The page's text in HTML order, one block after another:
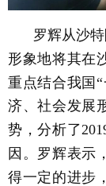
罗辉从沙
形象地将其在
重点结合我国
济、社会发展
势，分析了
因。罗辉表示
得一定的进步